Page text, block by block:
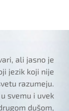
ali jasno je
jezik koji nije
razumeju.
svemu i uvek
dušom,